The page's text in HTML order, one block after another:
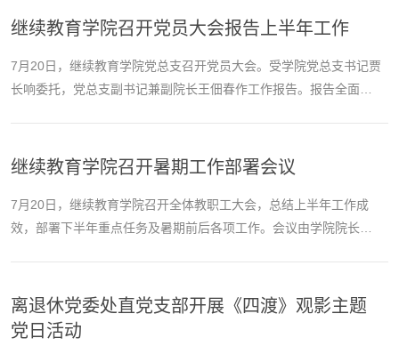
校友总会副会长、泰安校友会会长李天忠出席论坛并致辞。论坛由
继续教育学院召开党员大会报告上半年工作
7月20日，继续教育学院党总支召开党员大会。受学院党总支书记贾
长响委托，党总支副书记兼副院长王佃春作工作报告。报告全面总
将坚持问题导向、目标导向、结果导向有机统一，紧盯学校党委巡
党建品牌创建，推动党建与业务深度融合，以高质量党...
继续教育学院召开暑期工作部署会议
7月20日，继续教育学院召开全体教职工大会，总结上半年工作成
效，部署下半年重点任务及暑期前后各项工作。会议由学院院长朱
效，客观分析当前发展短板与不足，并结合学院年度工作目标，对
下半年党建、学历教育提质、非学历教育拓展等重点工作进行安排
离退休党委处直党支部开展《四渡》观影主题
党日活动